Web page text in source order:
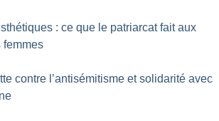
: ce que le patriarcat fait aux
femmes
contre l’antisémitisme et solidarité avec